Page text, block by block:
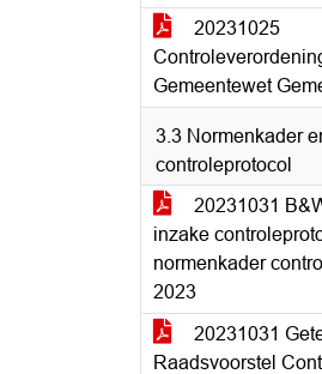
20231025
Gemeentewet
3.3 Normenkader
controleprotocol
20231031
inzake
normenkader
2023
20231031
Raadsvoorstel